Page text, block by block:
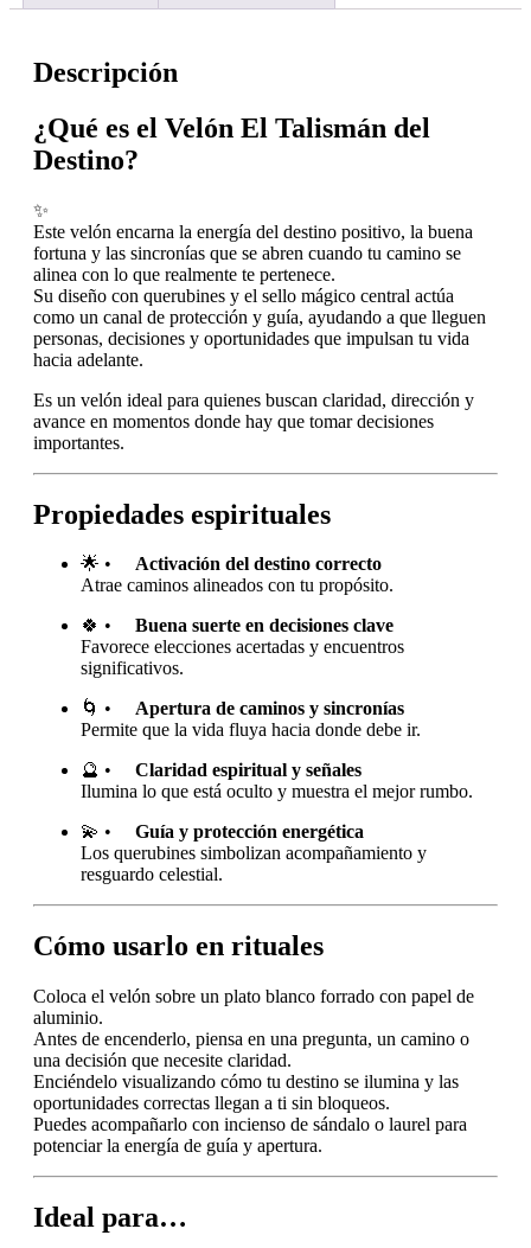
Descripción
¿Qué es el Velón El Talismán del
Destino?
✨
Este velón encarna la energía del destino positivo, la buena
fortuna y las sincronías que se abren cuando tu camino se
alinea con lo que realmente te pertenece.
Su diseño con querubines y el sello mágico central actúa
como un canal de protección y guía, ayudando a que lleguen
personas, decisiones y oportunidades que impulsan tu vida
hacia adelante.
Es un velón ideal para quienes buscan claridad, dirección y
avance en momentos donde hay que tomar decisiones
importantes.
Propiedades espirituales
🌟 • Activación del destino correcto
Atrae caminos alineados con tu propósito.
🍀 • Buena suerte en decisiones clave
Favorece elecciones acertadas y encuentros
significativos.
🌀 • Apertura de caminos y sincronías
Permite que la vida fluya hacia donde debe ir.
🔮 • Claridad espiritual y señales
Ilumina lo que está oculto y muestra el mejor rumbo.
💫 • Guía y protección energética
Los querubines simbolizan acompañamiento y
resguardo celestial.
Cómo usarlo en rituales
Coloca el velón sobre un plato blanco forrado con papel de
aluminio.
Antes de encenderlo, piensa en una pregunta, un camino o
una decisión que necesite claridad.
Enciéndelo visualizando cómo tu destino se ilumina y las
oportunidades correctas llegan a ti sin bloqueos.
Puedes acompañarlo con incienso de sándalo o laurel para
potenciar la energía de guía y apertura.
Ideal para…